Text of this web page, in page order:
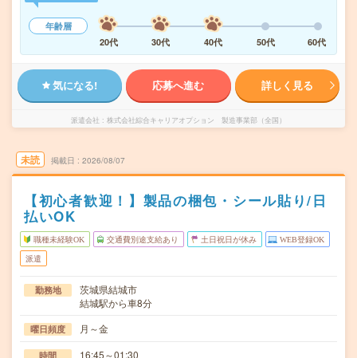
年齢層
20代
30代 40代 50代 60代
気になる! 応募へ進む 詳しく見る
派遣会社 株式会社綜合キャリアオプション 製造事業部（全国）
未読 掲載日 2026/08/07
【初心者歓迎！】製品の梱包・シール貼り/日
払いOK
職種未経験OK 交通費別途支給あり 土日祝日が休み WEB登録OK
派遣
勤務地
茨城県結城市
結城駅から車8分
曜日頻度 月～金
時間 16:45～01:30